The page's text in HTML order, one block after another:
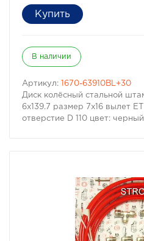
В наличии
Артикул:
1670-63910BL+30
Диск колёсный стальной
6x139.7 размер 7х16 вылет
отверстие D 110 цвет: черный